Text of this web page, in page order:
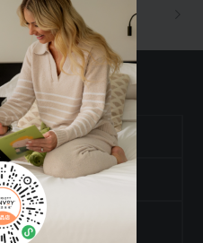
方网上商店
品店
精品店
品店